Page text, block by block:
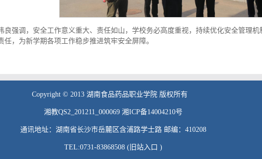
良强调，安全工作意义重大、责任如山，学校务必高度重视，持续优化安全管理
任，为新学期各项工作稳步推进筑牢安全屏障。
Copyright © 2013 湖南食品药品职业学院 版权所有
湘教QS2_201211_000069 湘ICP备14004210号
通讯地址：湖南省长沙市岳麓区含浦路学士路 邮编：410208
TEL:0731-83868508 (旧站入口 )